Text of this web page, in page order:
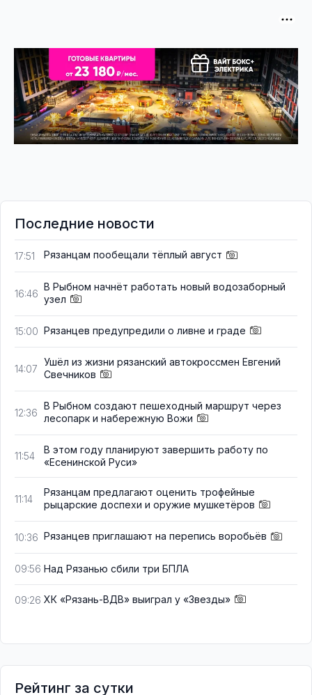
Последние новости
17:51 Рязанцам пообещали тёплый август
16:46
В Рыбном начнёт работать новый водозаборный
узел
15:00 Рязанцев предупредили о ливне и граде
14:07
Ушёл из жизни рязанский автокроссмен Евгений
Свечников
12:36
В Рыбном создают пешеходный маршрут через
лесопарк и набережную Вожи
11:54
В этом году планируют завершить работу по
«Есенинской Руси»
11:14
Рязанцам предлагают оценить трофейные
рыцарские доспехи и оружие мушкетёров
10:36 Рязанцев приглашают на перепись воробьёв
09:56 Над Рязанью сбили три БПЛА
09:26 ХК «Рязань-ВДВ» выиграл у «Звезды»
Рейтинг за сутки